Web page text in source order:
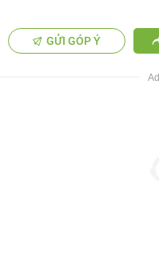
GỬI GÓP Ý